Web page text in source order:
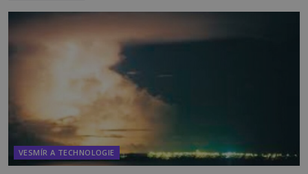
mimozemského původu? Dne 4. února roku 2023
vydává
VESMÍR A TECHNOLOGIE